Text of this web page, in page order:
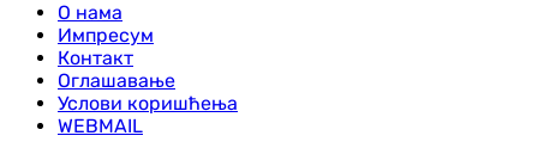
О нама
Импресум
Контакт
Оглашавање
Услови коришћења
WEBMAIL